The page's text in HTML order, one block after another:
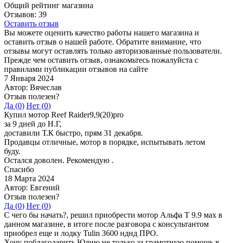
Общий рейтинг магазина
Отзывов: 39
Оставить отзыв
Вы можете оценить качество работы нашего магазина и
оставить отзыв о нашей работе. Обратите внимание, что
отзывы могут оставлять только авторизованные пользователи.
Прежде чем оставить отзыв, ознакомьтесь пожалуйста с
правилами публикации отзывов на сайте
7 Января 2024
Автор: Вячеслав
Отзыв полезен?
Да (0) Нет (0)
Купил мотор Reef Raider9,9(20)pro
за 9 дней до Н.Г,
доставили Т.К быстро, прям 31 декабря.
Продавцы отличные, мотор в порядке, испытывать летом
буду.
Остался доволен. Рекомендую .
Спасибо
18 Марта 2024
Автор: Евгений
Отзыв полезен?
Да (0) Нет (0)
С чего бы начать?, решил приобрести мотор Альфа Т 9.9 мах в
данном магазине, в итоге после разговора с консультантом
приобрел еще и лодку Tulin 3600 нднд ПРО.